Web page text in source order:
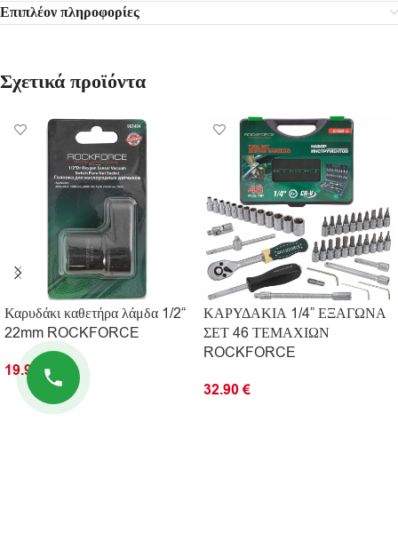
Επιπλέον πληροφορίες
Σχετικά προϊόντα
Καρυδάκι καθετήρα λάμδα 1/2“
22mm ROCKFORCE
19.90 €
ΠΡΟΣΘΉΚΗ ΣΤΟ ΚΑΛΆΘΙ
ΚΑΡΥΔΑΚΙΑ 1/4” ΕΞΑΓΩΝΑ
ΣΕΤ 46 ΤΕΜΑΧΙΩΝ
ROCKFORCE
32.90€